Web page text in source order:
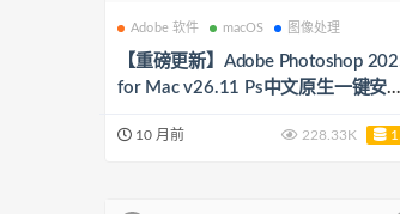
Adobe 软件 macOS 图像处理
【重磅更新】Adobe Photoshop
for Mac v26.11 Ps中文原生一键安装
eraRaw17.5.1滤镜插件）
10 月前 228.33K